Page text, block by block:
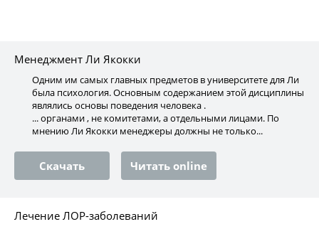
Менеджмент Ли Якокки
Одним им самых главных предметов в университете для Ли
была психология. Основным содержанием этой дисциплины
являлись основы поведения человека .
... органами , не комитетами, а отдельными лицами. По
мнению Ли Якокки менеджеры должны не только...
Скачать Читать online
Лечение ЛОР-заболеваний